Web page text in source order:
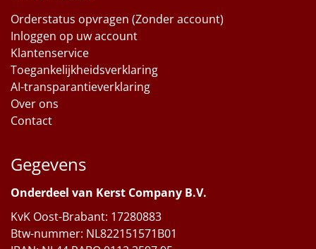
Cadeaubon
Per stuk
Alle overige
Orderstatus opvragen (Zonder account)
Inloggen op uw account
Klantenservice
Toegankelijkheidsverklaring
AI-transparantieverklaring
Over ons
Contact
Gegevens
Onderdeel van Kerst Company B.V.
KvK Oost-Brabant: 17280883
Btw-nummer: NL822151571B01